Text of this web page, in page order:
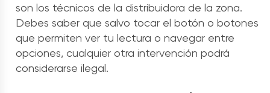
son los técnicos de la distribuidora de la zona.
Debes saber que salvo tocar el botón o botones
que permiten ver tu lectura o navegar entre
opciones, cualquier otra intervención podrá
considerarse ilegal.